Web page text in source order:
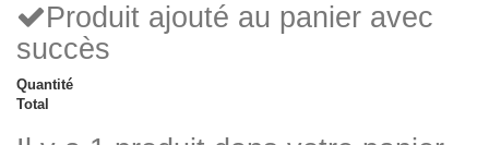
Produit ajouté au panier avec
succès
Quantité
Total